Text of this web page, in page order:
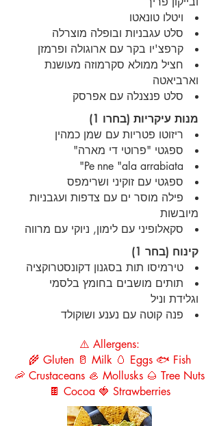
ויטלו טונאטו
סלט עגבניות ובופלה מוצרלה
קרפצ'יו בקר עם ארוגולה ופרמזן
חציל ממולא סקרמוזה מעושנת
וארביאטה
סלט פנצנלה עם אפרסק
מנות עיקריות (בחרו 1)
ריזוטו פטריות עם שמן כמהין
ספגטי "פרוטי די מארה"
Pe nne "ala arrabiata"
ספגטי עם זוקיני ושרימפס
פילה מוסר ים עם צדפות ועגבניות
מיובשות
סקאלופיני עם לימון, ניוקי עם מרווה
קינוח (בחר 1)
טירמיסו תות בסגנון דקונסטרוקציה
תותים מושבים בחומץ בלסמי
וגלידת וניל
פנה קוטה עם נענע ושוקולד
⚠️ Allergens:
🌾 Gluten 🥛 Milk 🥚 Eggs 🐟 Fish
🦐 Crustaceans 🦪 Mollusks 🌰 Tree Nuts
🍫 Cocoa 🍓 Strawberries